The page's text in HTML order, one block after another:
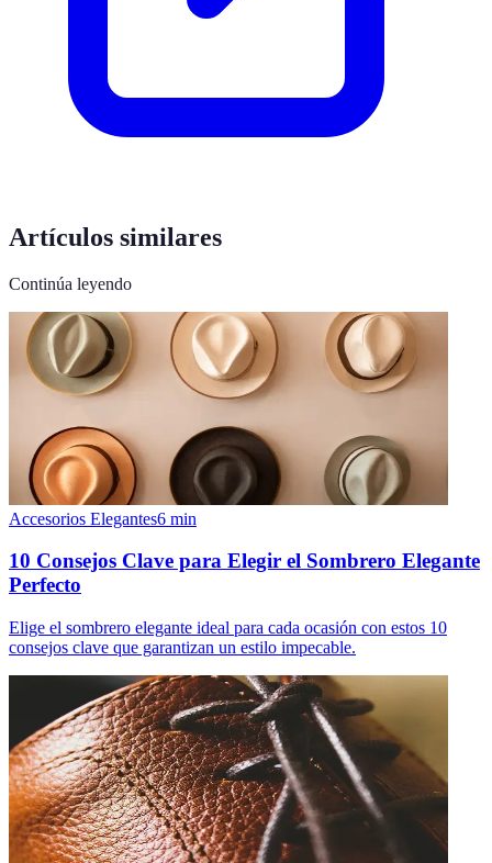
Artículos similares
Continúa leyendo
Accesorios Elegantes6 min
10 Consejos Clave para Elegir el Sombrero Elegante
Perfecto
Elige el sombrero elegante ideal para cada ocasión con estos 10
consejos clave que garantizan un estilo impecable.